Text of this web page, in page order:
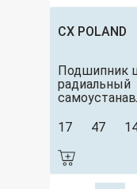
CX POLAND
Подшипник
радиальный
17
47